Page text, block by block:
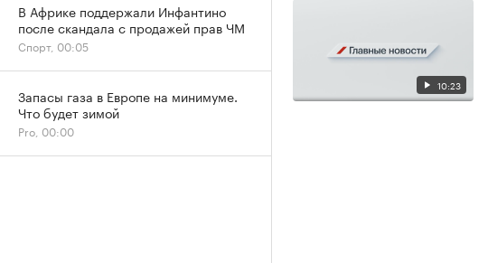
10:23
В Африке поддержали Инфантино
после скандала с продажей прав ЧМ
Спорт, 00:05
Запасы газа в Европе на минимуме.
Что будет зимой
Pro, 00:00